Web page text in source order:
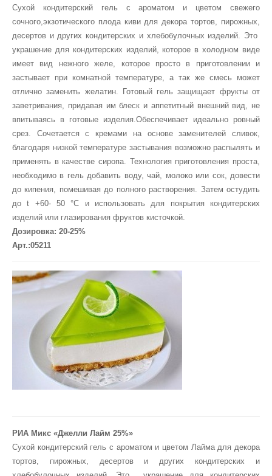
Сухой кондитерский гель с ароматом и цветом свежего
сочного,экзотического плода киви для декора тортов, пирожных,
десертов и других кондитерских и хлебобулочных изделий. Это
украшение для кондитерских изделий, которое в холодном виде
имеет вид нежного желе, которое просто в приготовлении и
застывает при комнатной температуре, а так же смесь может
отлично заменить желатин. Готовый гель защищает фрукты от
заветривания, придавая им блеск и аппетитный внешний вид, не
впитываясь в готовые изделия.Обеспечивает идеально ровный
срез. Сочетается с кремами на основе заменителей сливок,
благодаря низкой температуре застывания возможно распылять и
применять в качестве сиропа. Технология приготовления проста,
необходимо в гель добавить воду, чай, молоко или сок, довести
до кипения, помешивая до полного растворения. Затем остудить
до t +60- 50 °С и использовать для покрытия кондитерских
изделий или глазирования фруктов кисточкой.
Дозировка: 20-25%
Арт.:05211
РИА Микс «Джелли Лайм 25%»
Сухой кондитерский гель с ароматом и цветом Лайма для декора
тортов, пирожных, десертов и других кондитерских и